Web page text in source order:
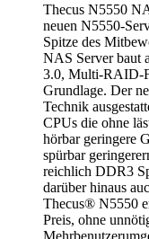
Thecus N5550
neuen N5550-
Spitze des
NAS Server baut
3.0, Multi-RAID-
Grundlage. Der
Technik
CPUs die ohne
hörbar geringere
spürbar
reichlich DDR3
darüber hinaus
Thecus® N5550
Preis, ohne